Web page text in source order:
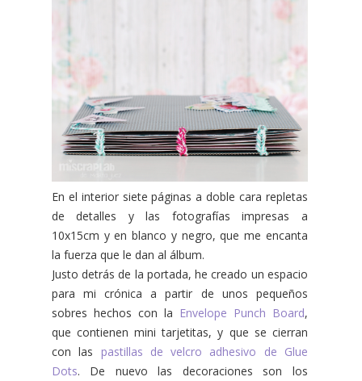
En el interior siete páginas a doble cara repletas
de detalles y las fotografías impresas a
10x15cm y en blanco y negro, que me encanta
la fuerza que le dan al álbum.
Justo detrás de la portada, he creado un espacio
para mi crónica a partir de unos pequeños
sobres hechos con la Envelope Punch Board,
que contienen mini tarjetitas, y que se cierran
con las pastillas de velcro adhesivo de Glue
Dots. De nuevo las decoraciones son los